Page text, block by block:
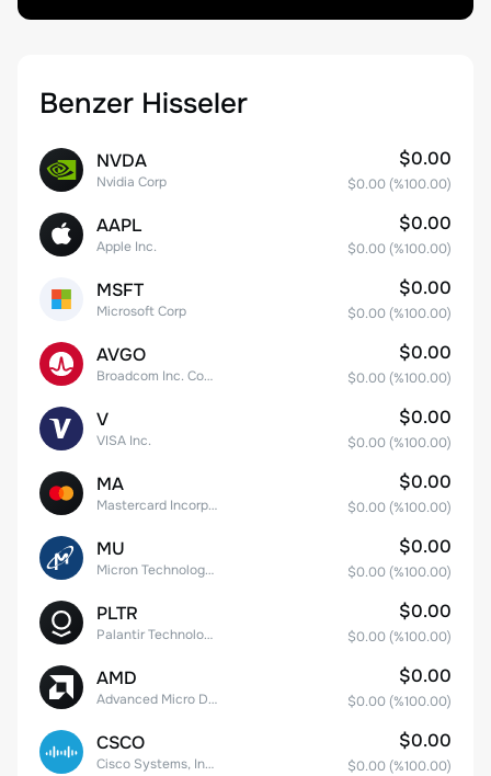
Benzer Hisseler
NVDA
Nvidia Corp
$0.00
$0.00 (%100.00)
AAPL
Apple Inc.
$0.00
$0.00 (%100.00)
MSFT
Microsoft Corp
$0.00
$0.00 (%100.00)
AVGO
Broadcom Inc. Common Stock
$0.00
$0.00 (%100.00)
V
VISA Inc.
$0.00
$0.00 (%100.00)
MA
Mastercard Incorporated
$0.00
$0.00 (%100.00)
MU
Micron Technology, Inc.
$0.00
$0.00 (%100.00)
PLTR
Palantir Technologies Inc. Class A Common Stock
$0.00
$0.00 (%100.00)
AMD
Advanced Micro Devices
$0.00
$0.00 (%100.00)
CSCO
Cisco Systems, Inc. Common Stock (DE)
$0.00
$0.00 (%100.00)